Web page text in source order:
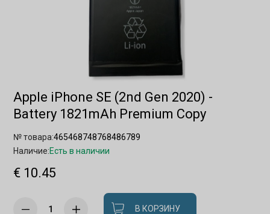
Apple iPhone SE (2nd Gen 2020) -
Battery 1821mAh Premium Copy
№ товара:465468748768486789
Наличие:Есть в наличии
€ 10.45
В КОРЗИНУ